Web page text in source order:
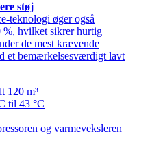
støj
teknologi øger også
%, hvilket sikrer hurtig
de mest krævende
et bemærkelsesværdigt lavt
120 m³
til 43 °C
og varmeveksleren